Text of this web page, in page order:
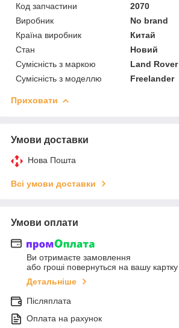
Код запчастини
2070
Виробник
No brand
Країна виробник
Китай
Стан
Новий
Сумісність з маркою
Land Rover
Сумісність з моделлю
Freelander
Приховати
Умови доставки
Нова Пошта
Всі умови доставки
Умови оплати
Ви отримаєте замовлення
або гроші повернуться на вашу картку
Детальніше
Післяплата
Оплата на рахунок